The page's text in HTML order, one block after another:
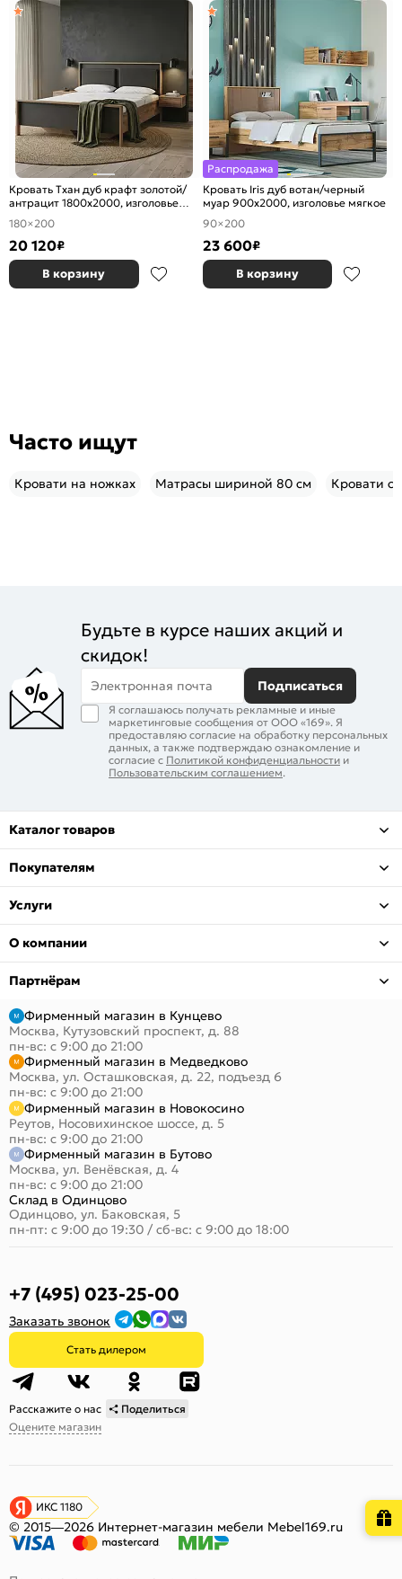
Кровать Тхан дуб крафт золотой/
антрацит 1800x2000, изголовье
мягкое
180×200
20 120₽
В корзину
Распродажа
Кровать Iris дуб вотан/черный
муар 900x2000, изголовье мягкое
90×200
23 600₽
В корзину
Часто ищут
Кровати на ножках Матрасы шириной 80 см Кровати с
Будьте в курсе наших акций и
скидок!
Электронная почта Подписаться
Я соглашаюсь получать рекламные и иные
маркетинговые сообщения от ООО «169». Я
предоставляю согласие на обработку персональных
данных, а также подтверждаю ознакомление и
согласие с Политикой конфиденциальности и
Пользовательским соглашением.
Каталог товаров
Покупателям
Услуги
О компании
Партнёрам
Фирменный магазин в Кунцево
Москва, Кутузовский проспект, д. 88
пн-вс: с 9:00 до 21:00
Фирменный магазин в Медведково
Москва, ул. Осташковская, д. 22, подъезд 6
пн-вс: с 9:00 до 21:00
Фирменный магазин в Новокосино
Реутов, Носовихинское шоссе, д. 5
пн-вс: с 9:00 до 21:00
Фирменный магазин в Бутово
Москва, ул. Венёвская, д. 4
пн-вс: с 9:00 до 21:00
Склад в Одинцово
Одинцово, ул. Баковская, 5
пн-пт: с 9:00 до 19:30 / сб-вс: с 9:00 до 18:00
+7 (495) 023-25-00
Заказать звонок
Стать дилером
Расскажите о нас
Поделиться
Оцените магазин
ИКС 1180
© 2015—2026 Интернет-магазин мебели Mebel169.ru